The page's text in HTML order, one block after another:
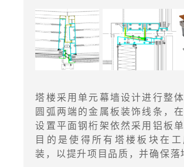
塔楼采用单元幕墙设计进行整
圆弧两端的金属板装饰线条，
设置平面钢桁架依然采用铝板单
目的是使得所有塔楼板块在工
装，以提升项目品质，并确保落